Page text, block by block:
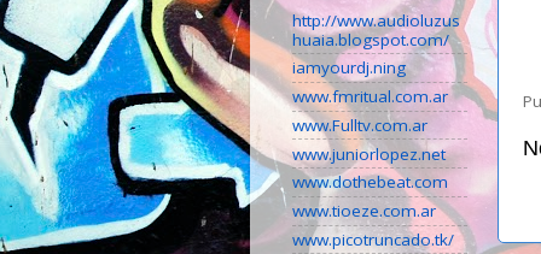
http://www.audioluzus
huaia.blogspot.com/
iamyourdj.ning
www.fmritual.com.ar
www.Fulltv.com.ar
www.juniorlopez.net
www.dothebeat.com
www.tioeze.com.ar
www.picotruncado.tk/